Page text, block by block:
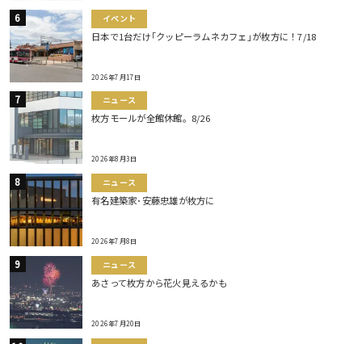
イベント
日本で1台だけ｢クッピーラムネカフェ｣が枚方に！7/18
2026年7月17日
ニュース
枚方モールが全館休館。8/26
2026年8月3日
ニュース
有名建築家･安藤忠雄が枚方に
2026年7月8日
ニュース
あさって枚方から花火見えるかも
2026年7月20日